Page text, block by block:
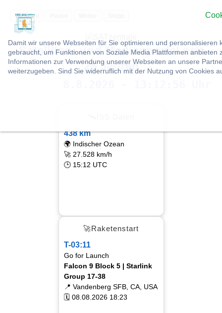
Vorlesen
Damit wir unsere Webseiten für Sie optimieren und
gebraucht, um Funktionen von Soziale Media Plattformen
Informationen zur Verwendung unserer Webseiten an unsere
weiterzugeben. Sind Sie widerruflich mit der Nutzung von Cookies
Satelliten- und Medienportal seit
25 Jahren
438 km
🌍 Indischer Ozean
🚀 27.528 km/h
🕒 15:12 UTC
🚀Raketenstart
T-03:11
Go for Launch
Falcon 9 Block 5 | Starlink
Group 17-38
📍 Vandenberg SFB, CA, USA
🗓 08.08.2026 18:23